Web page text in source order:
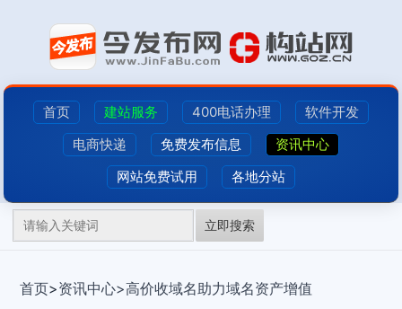
首页 建站服务 400电话办理
软件开发
电商快递
免费发布信息
资讯中心
网站免费试用
各地分站
立即搜索
首页>资讯中心>高价收域名助力域名资产增值